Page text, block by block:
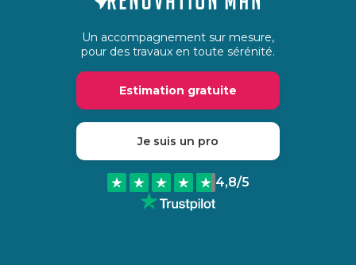
Un accompagnement sur mesure,
pour des travaux en toute sérénité.
Estimation gratuite
Je suis un pro
4,8/5